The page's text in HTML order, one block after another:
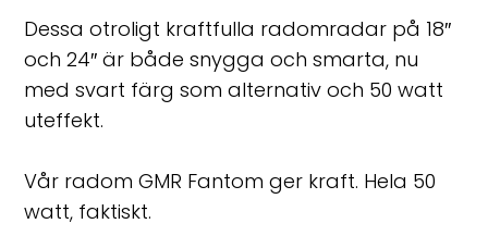
Dessa otroligt kraftfulla radomradar på 18″
och 24″ är både snygga och smarta, nu
med svart färg som alternativ och 50 watt
uteffekt.
Vår radom GMR Fantom ger kraft. Hela 50
watt, faktiskt.